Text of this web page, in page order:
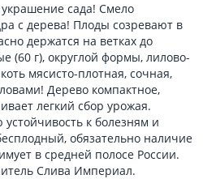
украшение сада! Смело
с дерева! Плоды созревают в
держатся на ветках до
(60 г), округлой формы, лилово-
мясисто-плотная, сочная,
Дерево компактное,
легкий сбор урожая.
к болезням и
обязательно наличие
в средней полосе России.
Слива Империал.